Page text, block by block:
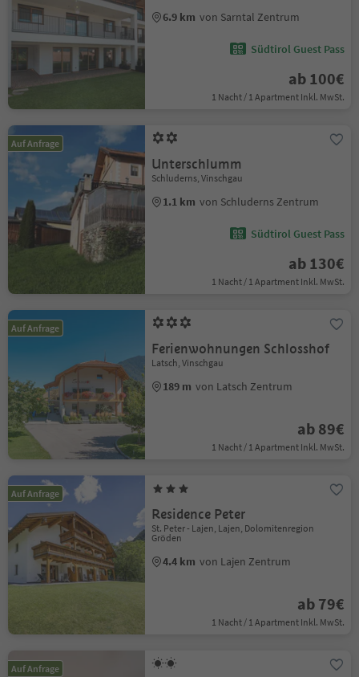
6.9 km von Sarntal Zentrum
Südtirol Guest Pass
ab 100€
1 Nacht / 1 Apartment Inkl. MwSt.
Auf Anfrage
Unterschlumm
Schluderns, Vinschgau
1.1 km von Schluderns Zentrum
Südtirol Guest Pass
ab 130€
1 Nacht / 1 Apartment Inkl. MwSt.
Auf Anfrage
Ferienwohnungen Schlosshof
Latsch, Vinschgau
189 m von Latsch Zentrum
ab 89€
1 Nacht / 1 Apartment Inkl. MwSt.
Auf Anfrage
Residence Peter
St. Peter - Lajen, Lajen, Dolomitenregion
Gröden
4.4 km von Lajen Zentrum
ab 79€
1 Nacht / 1 Apartment Inkl. MwSt.
Auf Anfrage